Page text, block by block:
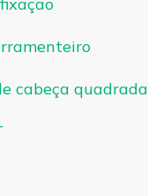
cabeça quadrada